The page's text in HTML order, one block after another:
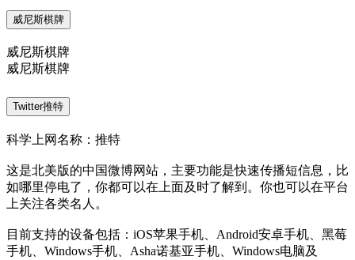
威尼斯棋牌
威尼斯棋牌
威尼斯棋牌
Twitter推特
科学上网名称：推特
这是北美版的中国微博网站，主要功能是快速传播短信息，比
如哪里停电了，你都可以在上面及时了解到。你也可以在平台
上关注各类名人。
目前支持的设备包括：iOS苹果手机、Android安卓手机、黑莓
手机、Windows手机、Asha诺基亚手机、Windows电脑及